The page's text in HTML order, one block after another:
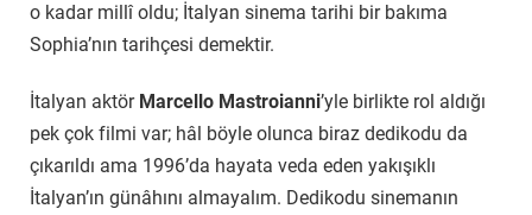
o kadar millî oldu; İtalyan sinema tarihi bir bakıma
Sophia’nın tarihçesi demektir.
İtalyan aktör Marcello Mastroianni’yle birlikte rol aldığı
pek çok filmi var; hâl böyle olunca biraz dedikodu da
çıkarıldı ama 1996’da hayata veda eden yakışıklı
İtalyan’ın günâhını almayalım. Dedikodu sinemanın